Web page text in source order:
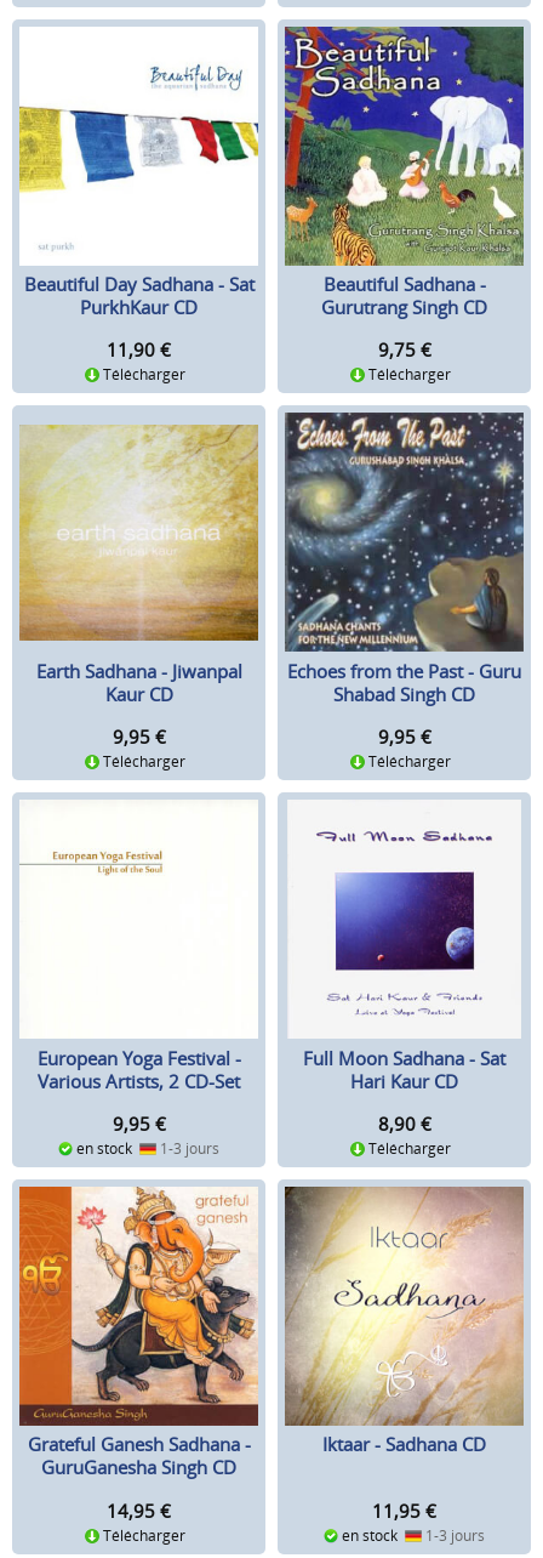
Beautiful Day Sadhana - Sat
PurkhKaur CD
11,90 €
Télécharger
Beautiful Sadhana -
Gurutrang Singh CD
9,75 €
Télécharger
Earth Sadhana - Jiwanpal
Kaur CD
9,95 €
Télécharger
Echoes from the Past - Guru
Shabad Singh CD
9,95 €
Télécharger
European Yoga Festival -
Various Artists, 2 CD-Set
9,95 €
en stock 1-3 jours
Full Moon Sadhana - Sat
Hari Kaur CD
8,90 €
Télécharger
Grateful Ganesh Sadhana -
GuruGanesha Singh CD
14,95 €
Télécharger
Iktaar - Sadhana CD
11,95 €
en stock 1-3 jours